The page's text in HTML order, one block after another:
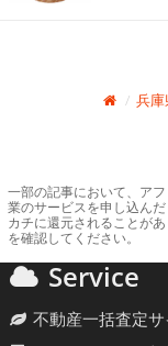
兵庫
一部の記事において、ア
業のサービスを申し込ん
カチに還元されることが
を確認してください。
Service
不動産一括査定サ